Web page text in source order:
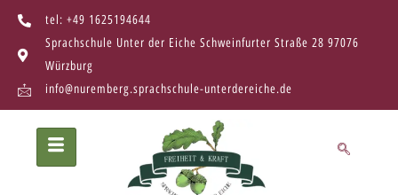
tel: +49 1625194644
Sprachschule Unter der Eiche Schweinfurter Straße 28 97076
Würzburg
info@nuremberg.sprachschule-unterdereiche.de